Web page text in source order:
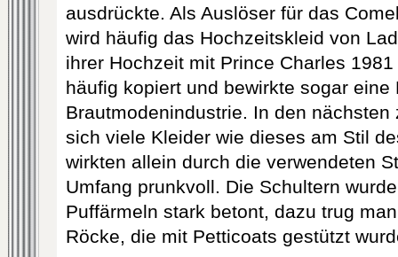
ausdrückte. Als Auslöser für das
wird häufig das Hochzeitskleid von
ihrer Hochzeit mit Prince Charles
häufig kopiert und bewirkte sogar eine
Brautmodenindustrie. In den
sich viele Kleider wie dieses am Stil
wirkten allein durch die verwendeten
Umfang prunkvoll. Die Schultern
Puffärmeln stark betont, dazu trug
Röcke, die mit Petticoats gestützt